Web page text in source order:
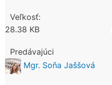
Veľkosť:
28.38 KB
Predávajúci
Mgr. Soňa Jaššová